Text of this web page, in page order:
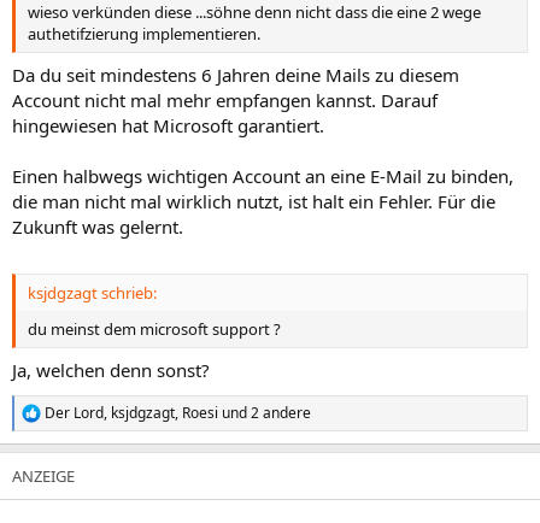
wieso verkünden diese ...söhne denn nicht dass die eine 2 wege
authetifzierung implementieren.
Da du seit mindestens 6 Jahren deine Mails zu diesem
Account nicht mal mehr empfangen kannst. Darauf
hingewiesen hat Microsoft garantiert.
Einen halbwegs wichtigen Account an eine E-Mail zu binden,
die man nicht mal wirklich nutzt, ist halt ein Fehler. Für die
Zukunft was gelernt.
ksjdgzagt schrieb:
du meinst dem microsoft support ?
Ja, welchen denn sonst?
R
e
a
k
t
Der Lord, ksjdgzagt, Roesi und 2 andere